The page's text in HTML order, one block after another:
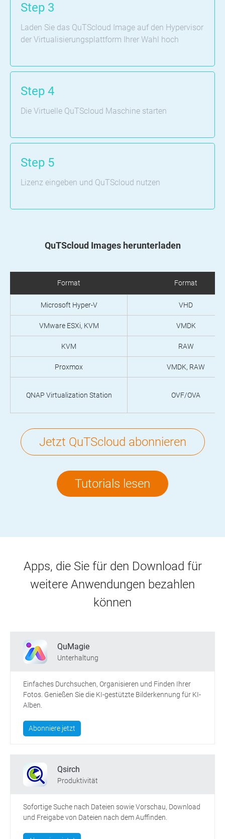
Step 3
Laden Sie das QuTScloud Image auf den Hypervisor
der Virtualisierungsplattform Ihrer Wahl hoch
Step 4
Die Virtuelle QuTScloud Maschine starten
Step 5
Lizenz eingeben und QuTScloud nutzen
QuTScloud Images herunterladen
Format Format
Microsoft Hyper-V VHD
VMware ESXi, KVM VMDK
KVM RAW
Proxmox VMDK, RAW
QNAP Virtualization Station OVF/OVA
Jetzt QuTScloud abonnieren
Tutorials lesen
Apps, die Sie für den Download für
weitere Anwendungen bezahlen
können
QuMagie
Unterhaltung
Einfaches Durchsuchen, Organisieren und Finden Ihrer
Fotos. Genießen Sie die KI-gestützte Bilderkennung für KI-
Alben.
Abonniere jetzt
Qsirch
Produktivität
Sofortige Suche nach Dateien sowie Vorschau, Download
und Freigabe von Dateien nach dem Auffinden.